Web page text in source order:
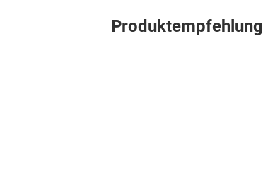
Produktempfehlung